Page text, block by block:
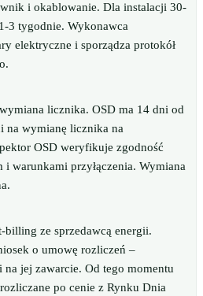
i okablowanie. Dla instalacji 30-
3 tygodnie. Wykonawca
elektryczne i sporządza protokół
licznika. OSD ma 14 dni od
na wymianę licznika na
OSD weryfikuje zgodność
i warunkami przyłączenia. Wymiana
billing ze sprzedawcą energii.
o umowę rozliczeń –
na jej zawarcie. Od tego momentu
po cenie z Rynku Dnia